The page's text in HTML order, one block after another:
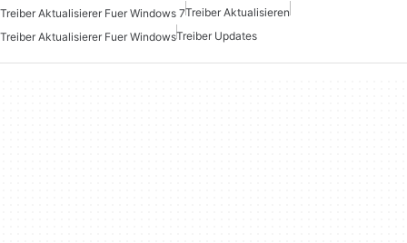
Treiber Aktualisierer Fuer Windows 7Treiber Aktualisieren
Treiber Aktualisierer Fuer WindowsTreiber Updates